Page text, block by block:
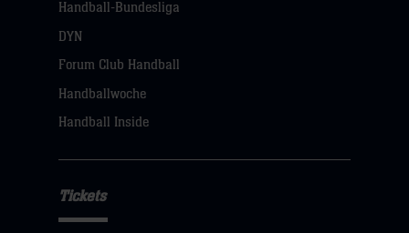
Navigation
öffnen,
dann
Handball-Bundesliga
DYN
Forum Club Handball
Handballwoche
Handball Inside
Tickets